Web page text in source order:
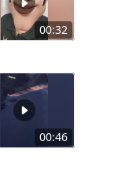
00:32
00:46